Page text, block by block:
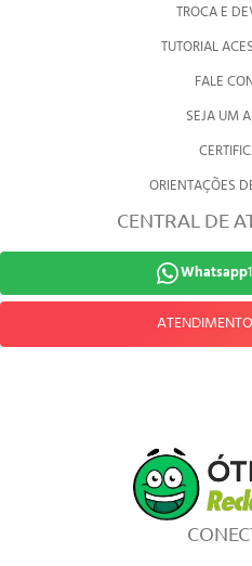
TROCA E
TUTORIAL
FALE
SEJA UM
ORIENTAÇÕES
CENTRAL DE
Whatsapp